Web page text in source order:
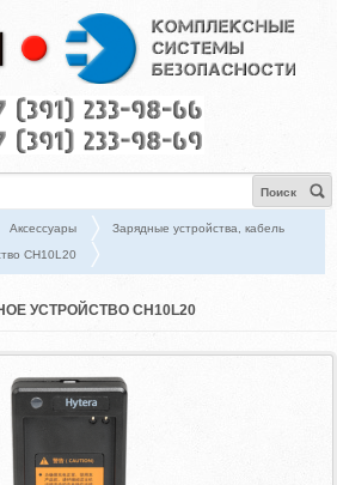
Поиск
Аксессуары
Зарядные устройства, кабель
CH10L20
УСТРОЙСТВО CH10L20